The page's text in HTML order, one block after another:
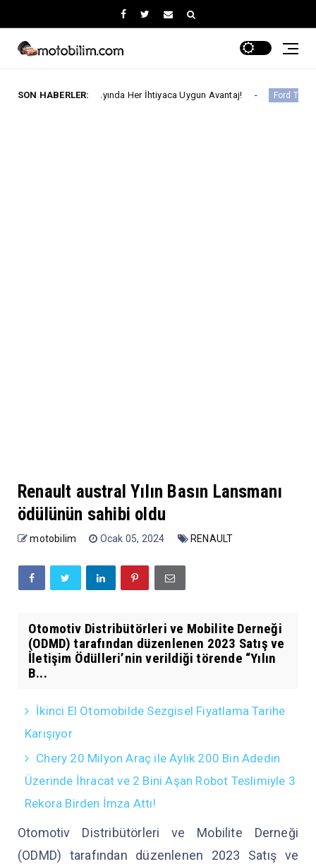
SON HABERLER:
Ayında Her İhtiyaca Uygun Avantaj! Ford Trucks Ford
Renault austral Yılın Basın Lansmanı
ödülünün sahibi oldu
motobilim Ocak 05, 2024 RENAULT
Otomotiv Distribütörleri ve Mobilite Derneği
(ODMD) tarafından düzenlenen 2023 Satış ve
İletişim Ödülleri’nin verildiği törende “Yılın
B...
İkinci El Otomobilde Sezgisel Fiyatlama Tarihe
Karışıyor
Chery 20 Milyon Araç ile Aylık 200 Bin Adedin
Üzerinde İhracat ve 2 Bini Aşan Robot Teslimiyle 3
Rekora Birden İmza Attı!
Otomotiv Distribütörleri ve Mobilite Derneği
(ODMD) tarafından düzenlenen 2023 Satış ve